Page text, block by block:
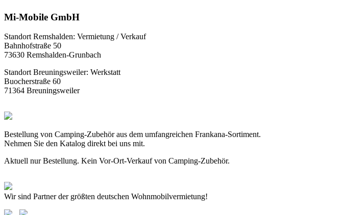
Mi-Mobile GmbH
Standort Remshalden: Vermietung / Verkauf
Bahnhofstraße 50
73630 Remshalden-Grunbach
Standort Breuningsweiler: Werkstatt
Buocherstraße 60
71364 Breuningsweiler
Bestellung von Camping-Zubehör aus dem umfangreichen Frankana-Sortiment.
Nehmen Sie den Katalog direkt bei uns mit.
Aktuell nur Bestellung. Kein Vor-Ort-Verkauf von Camping-Zubehör.
Wir sind Partner der größten deutschen Wohnmobilvermietung!